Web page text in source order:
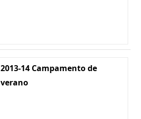
2013-14 Campamento de
verano